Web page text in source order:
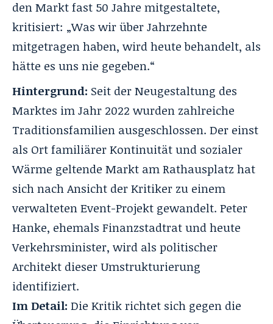
den Markt fast 50 Jahre mitgestaltete,
kritisiert: „Was wir über Jahrzehnte
mitgetragen haben, wird heute behandelt, als
hätte es uns nie gegeben.“
Hintergrund: Seit der Neugestaltung des
Marktes im Jahr 2022 wurden zahlreiche
Traditionsfamilien ausgeschlossen. Der einst
als Ort familiärer Kontinuität und sozialer
Wärme geltende Markt am Rathausplatz hat
sich nach Ansicht der Kritiker zu einem
verwalteten Event-Projekt gewandelt. Peter
Hanke, ehemals Finanzstadtrat und heute
Verkehrsminister, wird als politischer
Architekt dieser Umstrukturierung
identifiziert.
Im Detail: Die Kritik richtet sich gegen die